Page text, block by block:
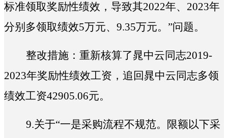
标准领取奖励性绩效，导致其2022年、2023年
分别多领取绩效5万元、9.35万元。 ”问题。
整改措施：重新核算了晁中云同志2019-
2023年奖励性绩效工资，追回晁中云同志多领
绩效工资42905.06元。
9.关于“一是采购流程不规范。限额以下采